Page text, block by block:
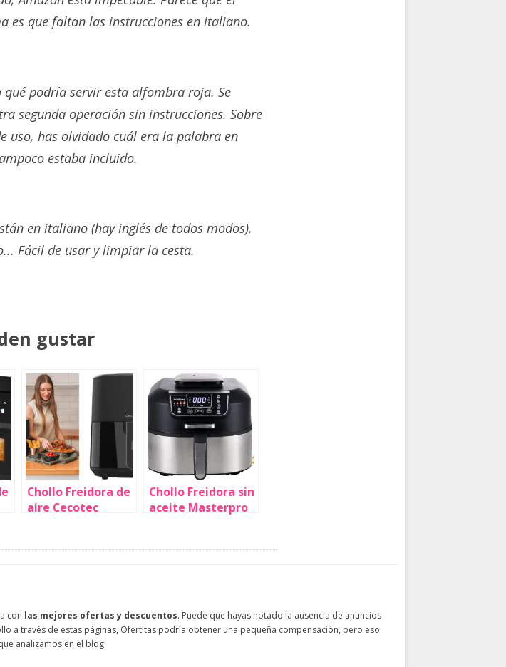
es que faltan las instrucciones en italiano.
podría servir esta alfombra roja. Se
segunda operación sin instrucciones. Sobre
uso, has olvidado cuál era la palabra en
estaba incluido.
en italiano (hay inglés de todos modos),
Fácil de usar y limpiar la cesta.
gustar
Chollo Freidora de
aire Cecotec
44,90€ con envío
Chollo Freidora sin
aceite Masterpro
por sólo 79,99€
con las mejores ofertas y descuentos. Puede que hayas notado la ausencia de anuncios
a través de estas páginas, Ofertitas podría obtener una pequeña compensación, pero eso
analizamos en el blog.